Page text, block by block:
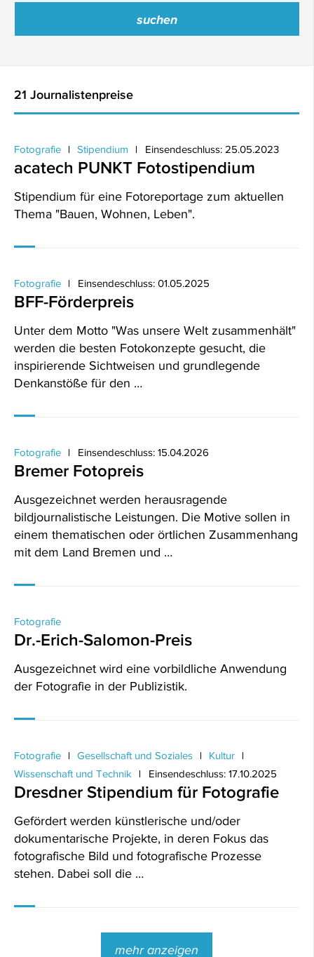
21 Journalistenpreise
Fotografie Stipendium Einsendeschluss: 25.05.2023
acatech PUNKT Fotostipendium
Stipendium für eine Fotoreportage zum aktuellen
Thema "Bauen, Wohnen, Leben".
Fotografie Einsendeschluss: 01.05.2025
BFF-Förderpreis
Unter dem Motto "Was unsere Welt zusammenhält"
werden die besten Fotokonzepte gesucht, die
inspirierende Sichtweisen und grundlegende
Denkanstöße für den …
Fotografie Einsendeschluss: 15.04.2026
Bremer Fotopreis
Ausgezeichnet werden herausragende
bildjournalistische Leistungen. Die Motive sollen in
einem thematischen oder örtlichen Zusammenhang
mit dem Land Bremen und …
Fotografie
Dr.-Erich-Salomon-Preis
Ausgezeichnet wird eine vorbildliche Anwendung
der Fotografie in der Publizistik.
Fotografie Gesellschaft und Soziales
Kultur
Wissenschaft und Technik
Einsendeschluss: 17.10.2025
Dresdner Stipendium für Fotografie
Gefördert werden künstlerische und/oder
dokumentarische Projekte, in deren Fokus das
fotografische Bild und fotografische Prozesse
stehen. Dabei soll die …
mehr anzeigen